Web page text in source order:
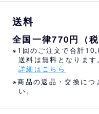
送料
全国一律770円（税
※1回のご注文で合計
送料は無料となります
詳細はこちら
※商品の返品・交換につ
い。